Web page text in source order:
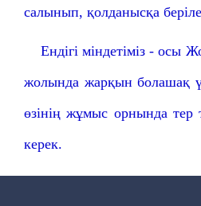
салынып, қолданысқа
Ендігі міндетіміз - осы
жолында жарқын болашақ
өзінің жұмыс орнында тер
керек.